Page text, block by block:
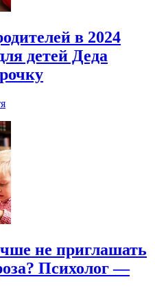
в 2024
детей Деда
не приглашать
Психолог —